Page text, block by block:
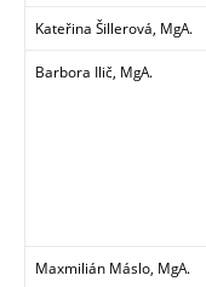
Kateřina Šillerová, MgA.
Barbora Ilič, MgA.
Maxmilián Máslo, MgA.